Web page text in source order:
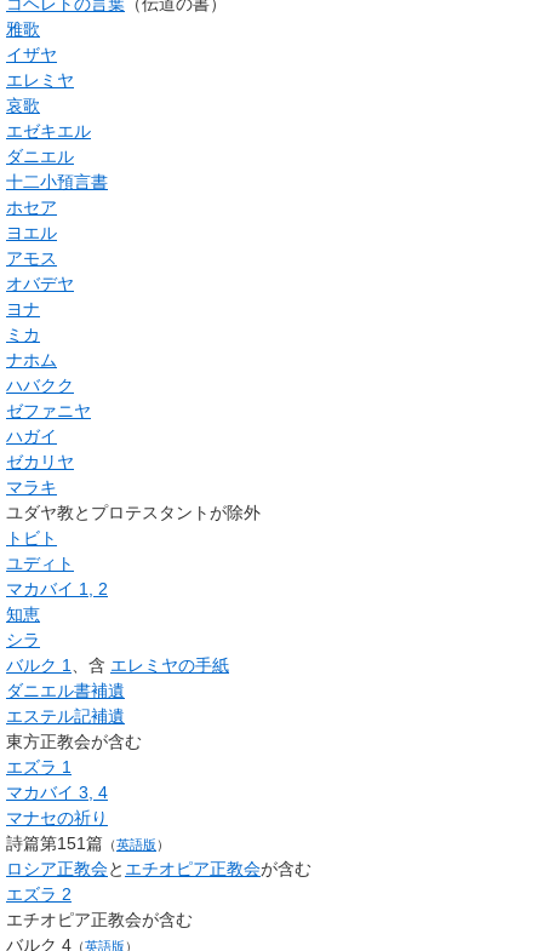
雅歌
イザヤ
エレミヤ
哀歌
エゼキエル
ダニエル
十二小預言書
ホセア
ヨエル
アモス
オバデヤ
ヨナ
ミカ
ナホム
ハバクク
ゼファニヤ
ハガイ
ゼカリヤ
マラキ
ユダヤ教とプロテスタントが除外
トビト
ユディト
マカバイ 1, 2
知恵
シラ
バルク 1
、含 エレミヤの手紙
ダニエル書補遺
エステル記補遺
東方正教会が含む
エズラ 1
マカバイ 3, 4
マナセの祈り
詩篇第151篇 （英語版 ）
ロシア正教会と エチオピア正教会が含む
エズラ 2
エチオピア正教会が含む
バルク 4 （英語版 ）